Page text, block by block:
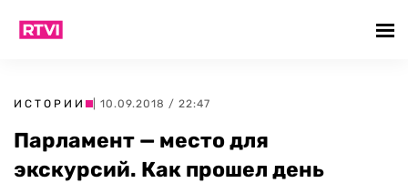
ИСТОРИИ | 10.09.2018 / 22:47
Парламент — место для
экскурсий. Как прошел день